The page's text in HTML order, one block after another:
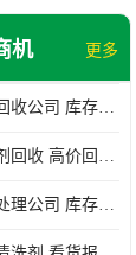
烯
机 更多
中堂废切削油回收公司 库存积压回收 义乌市永峰贸易商行
横岗工业清洗剂回收 高价回收 量大量小均可
道滘废白电油处理公司 库存积压回收 量大量小均可